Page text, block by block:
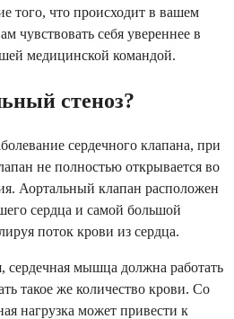
того, что происходит в вашем
чувствовать себя увереннее в
медицинской командой.
стеноз?
сердечного клапана, при
не полностью открывается во
Аортальный клапан расположен
сердца и самой большой
поток крови из сердца.
сердечная мышца должна работать
такое же количество крови. Со
нагрузка может привести к